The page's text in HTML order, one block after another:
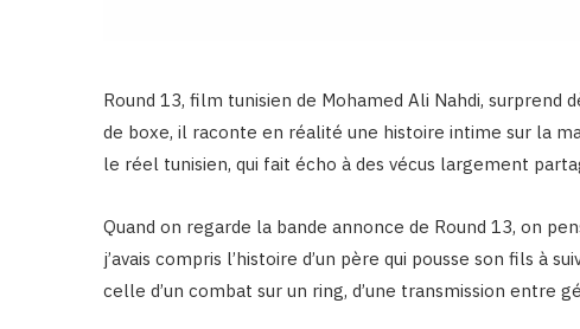
Round 13, film tunisien de Mohamed Ali Nahdi,
de boxe, il raconte en réalité une histoire intime sur la
le réel tunisien, qui fait écho à des vécus largement
Quand on regarde la bande annonce de Round 13, on
j’avais compris l’histoire d’un père qui pousse son fils à
celle d’un combat sur un ring, d’une transmission entre